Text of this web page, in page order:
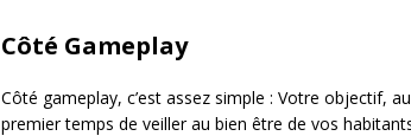
Côté Gameplay
Côté gameplay, c’est assez simple : Votre objectif,
premier temps de veiller au bien être de vos